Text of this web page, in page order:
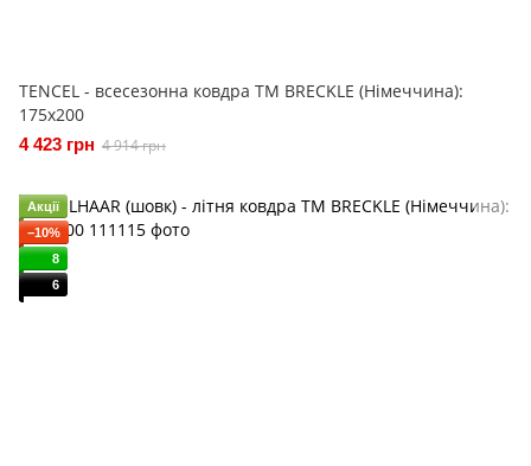
TENCEL - всесезонна ковдра ТМ BRECKLE (Німеччина):
175x200
4 423 грн 4 914 грн
Акції
−10%
8
6